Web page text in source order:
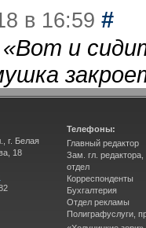
в 16:59 #
«Вот и
г. Белая
18
Телефоны:
Главный редактор
Зам. гл.
отдел
Корреспонденты
Бухгалтерия
Отдел рекламы
Полиграфуслуги,